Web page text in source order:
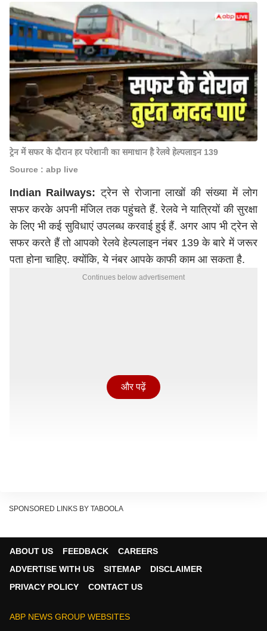
ट्रेन में सफर के दौरान हर परेशानी का समाधान है रेलवे हेल्पलाइन 139
Source : abp live
Indian Railways: ट्रेन से रोजाना लाखों की संख्या में लोग
सफर करके अपनी मंजिल तक पहुंचते हैं. रेलवे ने यात्रियों की सुरक्षा
के लिए भी कई सुविधाएं उपलब्ध करवाई हुई हैं. अगर आप भी ट्रेन से
सफर करते हैं तो आपको रेलवे हेल्पलाइन नंबर 139 के बारे में जरूर
पता होना चाहिए. क्योंकि, ये नंबर आपके काफी काम आ सकता है.
Continues below advertisement
यात्री आसानी से अपनी समस्या बता सकते हैं. अगर आप ट्रेन में
और पढ़ें
SPONSORED LINKS BY TABOOLA
ABOUT US FEEDBACK
CAREERS
ADVERTISE WITH US
SITEMAP
DISCLAIMER
PRIVACY POLICY
CONTACT US
ABP NEWS GROUP WEBSITES